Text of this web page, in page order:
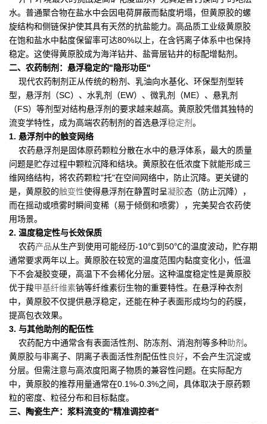
水。普通聚合物在盐水中会因电荷屏蔽而黏度坍塌，但黄原胶的螺
旋结构和侧链保护使其具有天然的抗盐能力。高品质工业级黄原胶
在饱和盐水中黏度保留率可达80%以上，在含钙离子体系中也保持
稳定。这使得黄原胶成为海洋钻井、盐膏层钻井的标配增黏剂。
二、农药制剂：悬浮稳定的"隐形功臣"
现代农药制剂正从传统的粉剂、乳油向水基化、环保型剂型转
型，悬浮剂（SC）、水乳剂（EW）、微乳剂（ME）、悬乳剂
（FS）等剂型对结构悬浮剂的要求越来越高。黄原胶凭借其独特的
流变学特性，成为高端农药制剂的首选悬浮稳定剂。
1. 悬浮剂中的触变网络
农药悬浮剂是固体原药颗粒分散在水中的悬浮体系，最大的质量
问题是贮存过程中颗粒沉降和结块。黄原胶在低浓度下就能形成三
维网络结构，将农药颗粒"托"在空间网络中，防止沉降。更关键的
是，黄原胶的触变性使得悬浮剂在静置时呈凝胶态（防止沉降），
而在摇动或喷雾时瞬间变稀（易于倾倒和喷雾），完美契合农药使
用场景。
2. 温度稳定性与长效保质
农药产品从生产到使用可能经历-10℃到50℃的温度波动，贮存期
通常要求两年以上。黄原胶在较宽的温度范围内黏度变化小，低温
下不会凝胶变硬，高温下不会稀化分层。这种温度稳定性是黄原胶
优于羧甲基纤维素钠等纤维素衍生物的重要特性。在悬浮种衣剂
中，黄原胶不仅提供悬浮稳定，还能在种子表面形成均匀的药膜，
提高包衣效果。
3. 与其他助剂的配伍性
农药配方中通常含有表面活性剂、防冻剂、消泡剂等多种助剂。
黄原胶与非离子、阴离子表面活性剂配伍性良好，不会产生沉淀或
分层。但需注意与高浓度阳离子物质的兼容性问题。在实际配方
中，黄原胶的推荐用量通常在0.1%-0.3%之间，具体取决于原药颗
粒的密度、粒径分布和目标黏度。
三、陶瓷生产：浆料流变的"精准调控者"